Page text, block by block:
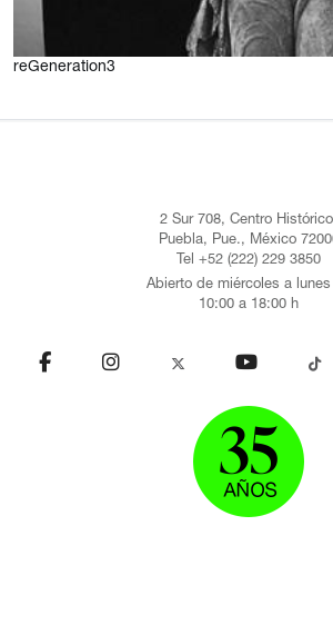
reGeneration3
2 Sur 708, Centro
Puebla, Pue., México
Tel +52 (222) 229 3850
Abierto de miércoles a
10:00 a 18:00 h